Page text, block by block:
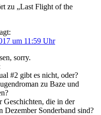
zu „Last Flight of the
um 11:59 Uhr
sorry.
#2 gibt es nicht, oder?
zu Baze und
Geschichten, die in der
Dezember Sonderband sind?